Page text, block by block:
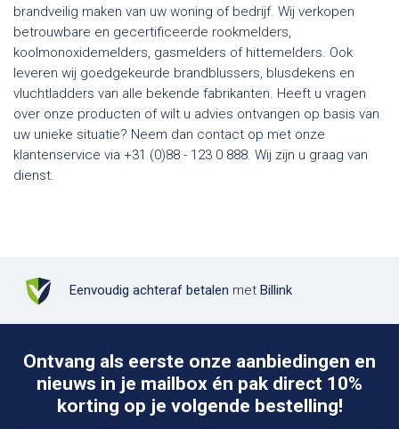
brandveilig maken van uw woning of bedrijf. Wij verkopen
betrouwbare en gecertificeerde rookmelders,
koolmonoxidemelders, gasmelders of hittemelders. Ook
leveren wij goedgekeurde brandblussers, blusdekens en
vluchtladders van alle bekende fabrikanten. Heeft u vragen
over onze producten of wilt u advies ontvangen op basis van
uw unieke situatie? Neem dan contact op met onze
klantenservice via +31 (0)88 - 123 0 888. Wij zijn u graag van
dienst.
Eenvoudig achteraf betalen met Billink
Ontvang als eerste onze aanbiedingen en
nieuws in je mailbox én pak direct 10%
korting op je volgende bestelling!